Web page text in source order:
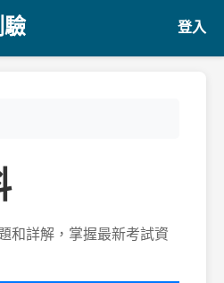
驗 登入
和詳解，掌握最新考試資